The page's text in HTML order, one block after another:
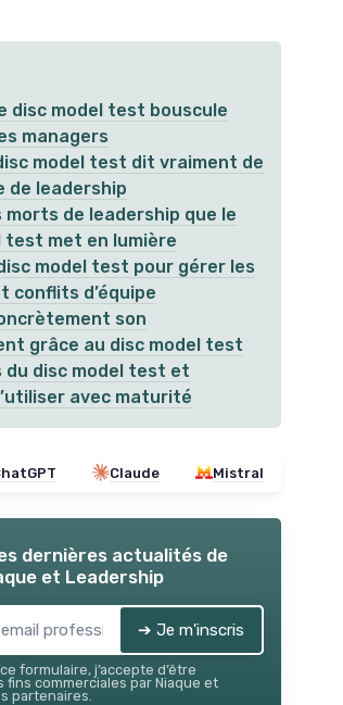
disc model test bouscule
managers
model test dit vraiment de
de leadership
morts de leadership que le
test met en lumière
model test pour gérer les
conflits d’équipe
son
grâce au disc model test
du disc model test et
avec maturité
Claude Mistral
dernières actualités de
et Leadership
➔ Je m'inscris
formulaire, j’accepte d’être
fins commerciales par Niaque et
partenaires.